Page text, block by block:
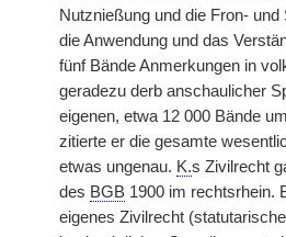
Nutznießung und die Fron-
die Anwendung und das
fünf Bände Anmerkungen in
geradezu derb anschaulicher
eigenen, etwa 12 000 Bände
zitierte er die gesamte
etwas ungenau. K.s Zivilrecht
des BGB 1900 im rechtsrhein.
eigenes Zivilrecht